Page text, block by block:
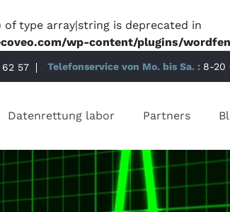
type array|string is deprecated in
wp-content/plugins/
62 57 Telefonservice von Mo. bis Sa. : 8-20
Datenrettung labor Partners